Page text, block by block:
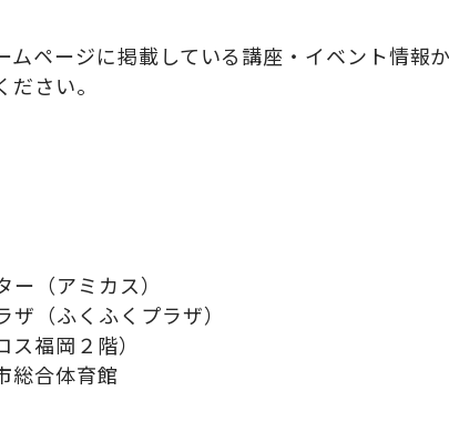
ページに掲載している講座・イベント情
さい。
（アミカス）
（ふくふくプラザ）
福岡２階）
総合体育館